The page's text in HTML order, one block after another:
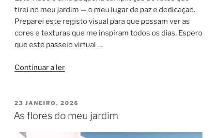
tirei no meu jardim — o meu lugar de paz e dedicação.
Preparei este registo visual para que possam ver as
cores e texturas que me inspiram todos os dias. Espero
que este passeio virtual …
Continuar a ler“Meu
vídeo”
PUBLICADO
EM
23 JANEIRO, 2026
As flores do meu jardim